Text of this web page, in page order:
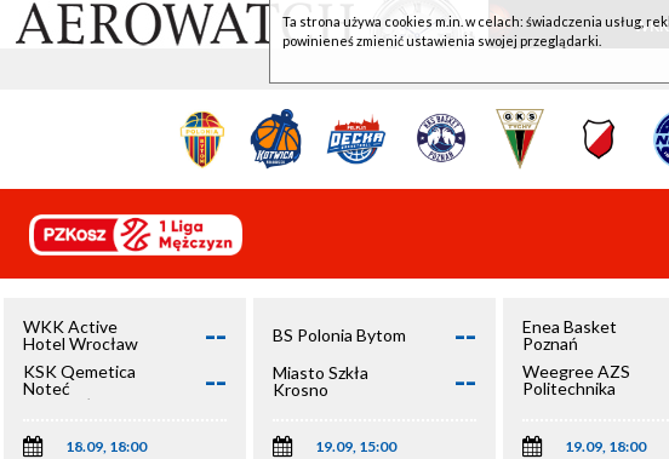
WKK Active
Hotel Wrocław
--
KSK Qemetica
Noteć
Inowrocław
--
18.09, 18:00
BS Polonia Bytom --
Miasto Szkła
Krosno
--
19.09, 15:00
Enea Basket
Poznań
Weegree AZS
Politechnika
19.09, 18:00
Ta strona używa cookies m.in. w celach: świadczenia usług,
powinieneś zmienić ustawienia swojej przeglądarki.